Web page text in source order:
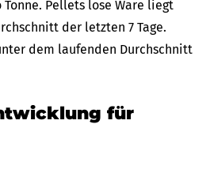
Tonne. Pellets lose Ware liegt
der letzten 7 Tage.
dem laufenden Durchschnitt
für